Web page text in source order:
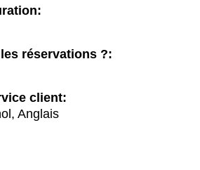
réservations ?:
client:
Anglais